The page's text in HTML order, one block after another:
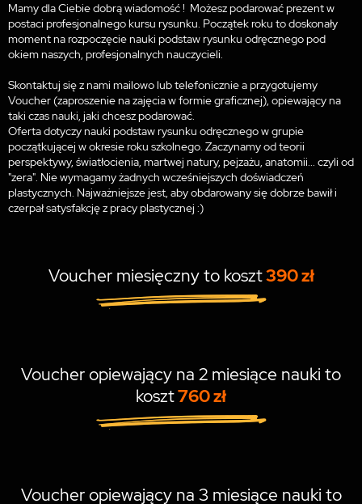
Mamy dla Ciebie dobrą wiadomość ! Możesz podarować prezent w
postaci profesjonalnego kursu rysunku. Początek roku to doskonały
moment na rozpoczęcie nauki podstaw rysunku odręcznego pod
okiem naszych, profesjonalnych nauczycieli.
Skontaktuj się z nami mailowo lub telefonicznie a przygotujemy
Voucher (zaproszenie na zajęcia w formie graficznej), opiewający na
taki czas nauki, jaki chcesz podarować.
Oferta dotyczy nauki podstaw rysunku odręcznego w grupie
początkującej w okresie roku szkolnego. Zaczynamy od teorii
perspektywy, światłocienia, martwej natury, pejzażu, anatomii... czyli od
"zera". Nie wymagamy żadnych wcześniejszych doświadczeń
plastycznych. Najważniejsze jest, aby obdarowany się dobrze bawił i
czerpał satysfakcję z pracy plastycznej :)
Voucher miesięczny to koszt390 zł
Voucher opiewający na 2 miesiące nauki to
koszt760 zł
Voucher opiewający na 3 miesiące nauki to